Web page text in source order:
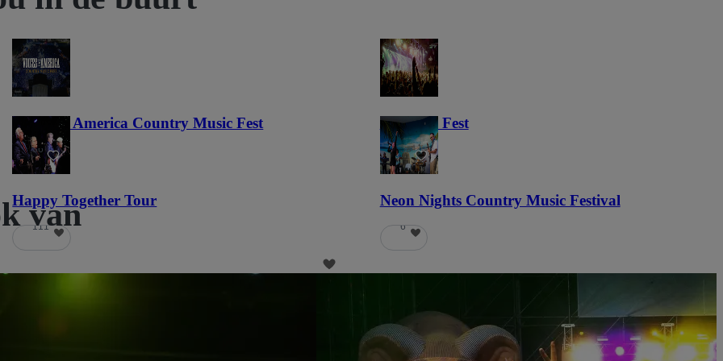
Voices of America Country Music Fest
36
Haunted Fest
58
Happy Together Tour
111
Neon Nights Country Music Festival
6
van